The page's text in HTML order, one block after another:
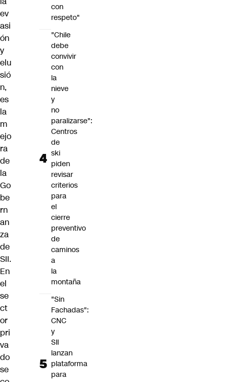
ev
asi
ón
y
elu
sió
n,
es
la
m
ejo
ra
de
la
Go
be
rn
an
za
de
SII.
En
el
se
ct
or
pri
va
do
se
con
respeto"
"Chile
debe
convivir
con
la
nieve
y
no
paralizarse":
Centros
de
ski
piden
revisar
criterios
para
el
cierre
preventivo
de
caminos
a
la
montaña
"Sin
Fachadas":
CNC
y
SII
lanzan
plataforma
para